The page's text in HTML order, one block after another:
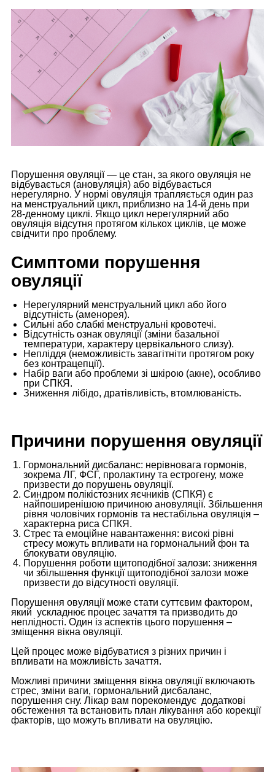
Порушення овуляції — це стан, за якого овуляція не
відбувається (ановуляція) або відбувається
нерегулярно. У нормі овуляція трапляється один раз
на менструальний цикл, приблизно на 14-й день при
28-денному циклі. Якщо цикл нерегулярний або
овуляція відсутня протягом кількох циклів, це може
свідчити про проблему.
Симптоми порушення
овуляції
Нерегулярний менструальний цикл або його
відсутність (аменорея).
Сильні або слабкі менструальні кровотечі.
Відсутність ознак овуляції (зміни базальної
температури, характеру цервікального слизу).
Непліддя (неможливість завагітніти протягом року
без контрацепції).
Набір ваги або проблеми зі шкірою (акне), особливо
при СПКЯ.
Зниження лібідо, дратівливість, втомлюваність.
Причини порушення овуляції
Гормональний дисбаланс: нерівновага гормонів,
зокрема ЛГ, ФСГ, пролактину та естрогену, може
призвести до порушень овуляції.
Синдром полікістозних яєчників (СПКЯ) є
найпоширенішою причиною ановуляції. Збільшення
рівня чоловічих гормонів та нестабільна овуляція –
характерна риса СПКЯ.
Стрес та емоційне навантаження: високі рівні
стресу можуть впливати на гормональний фон та
блокувати овуляцію.
Порушення роботи щитоподібної залози: зниження
чи збільшення функції щитоподібної залози може
призвести до відсутності овуляції.
Порушення овуляції може стати суттєвим фактором,
який ускладнює процес зачаття та призводить до
неплідності. Один із аспектів цього порушення –
зміщення вікна овуляції.
Цей процес може відбуватися з різних причин і
впливати на можливість зачаття.
Можливі причини зміщення вікна овуляції включають
стрес, зміни ваги, гормональний дисбаланс,
порушення сну. Лікар вам порекомендує додаткові
обстеження та встановить план лікування або корекції
факторів, що можуть впливати на овуляцію.